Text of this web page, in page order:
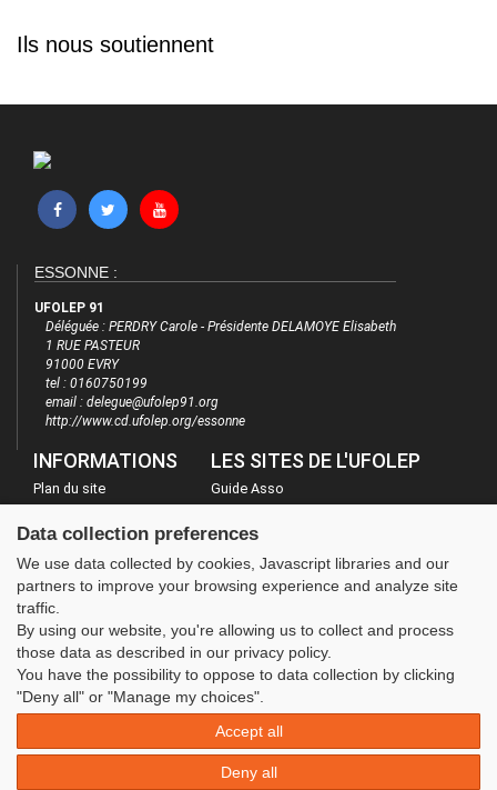
Ils nous soutiennent
ESSONNE :
UFOLEP 91
Déléguée : PERDRY Carole - Présidente DELAMOYE Elisabeth
1 RUE PASTEUR
91000 EVRY
tel : 0160750199
email : delegue@ufolep91.org
http://www.cd.ufolep.org/essonne
INFORMATIONS
Plan du site
Mentions légales
Administration
LES SITES DE L'UFOLEP
Guide Asso
Inscriptions évènements
Data collection preferences
We use data collected by cookies, Javascript libraries and our
partners to improve your browsing experience and analyze site
traffic.
By using our website, you're allowing us to collect and process
those data as described in our privacy policy.
You have the possibility to oppose to data collection by clicking
"Deny all" or "Manage my choices".
Accept all
Deny all